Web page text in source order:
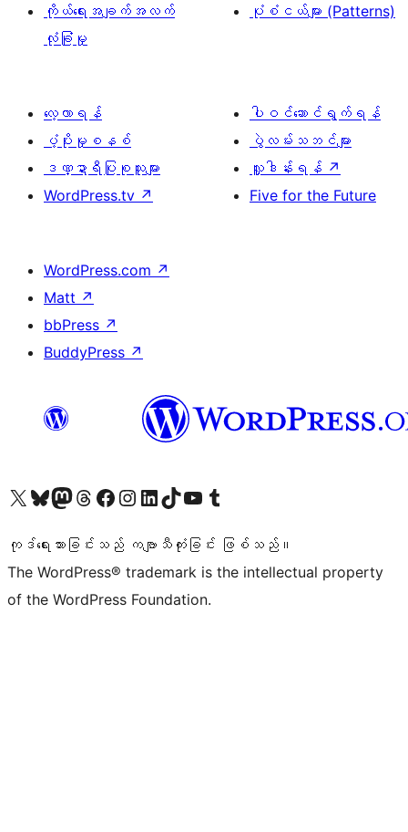
ကိုယ်ရေးအချက်အလက်
လုံခြုံမှု
ပုံစံငယ်များ (Patterns)
လေ့လာရန်
ပံ့ပိုးမှုစနစ်
ဒဏ္ဍာရီပြုစုသူများ
WordPress.tv ↗
ပါဝင်ဆောင်ရွက်ရန်
ပွဲလမ်းသဘင်များ
လှူဒါန်းရန် ↗
Five for the Future
WordPress.com ↗
Matt ↗
bbPress ↗
BuddyPress ↗
ကျွန်ုပ်တို့၏ X (ယခင် Twitter) အကောင့်သို့ သွားရောက်ကြည့်ရှုပါကျွန်ုပ်တို့၏ Bluesky အကောင့်သို့ ဝင်ရောက်ကြည့်ရှုရန်
ကျွန်ုပ်တို့၏ Mastodon အကောင့်သို့ သွားရောက်ကြည့်ရှုပါကျွန်ုပ်တို့၏ Threads အကောင့်သို့ ဝင်ရောက်ကြည့်ရှုရန်
ကျွန်ုပ်တို့၏ Facebook စာမျက်နှာသို့ သွားရောက်ကြည့်ရှုပါကျွန်ုပ်တို့၏ Instagram အကောင့်သို့ သွားရောက်ကြည့်ရှုပါ ကျွန်ုပ်တို့၏ LinkedIn အကောင့်သို့ သွားရောက်ကြည့်ရှုပါကျွန်ုပ်တို့၏ TikTok အကောင့်သို့ ဝင်ရောက်ကြည့်ရှုရန်
ကျွန်ုပ်တို့၏ YouTube ချန်နယ်သို့ သွားရောက်ကြည့်ရှုပါ ကျွန်ုပ်တို့၏ Tumblr အကောင့်သို့ ဝင်ရောက်ကြည့်ရှုရန်
ကုဒ်ရေးသားခြင်းသည် ကဗျာသီကုံးခြင်း ဖြစ်သည်။
The WordPress® trademark is the intellectual property
of the WordPress Foundation.